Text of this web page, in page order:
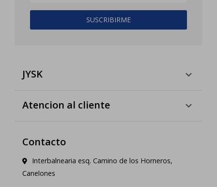
SUSCRIBIRME
JYSK
Atencion al cliente
Contacto
Interbalnearia esq. Camino de los Horneros,
Canelones